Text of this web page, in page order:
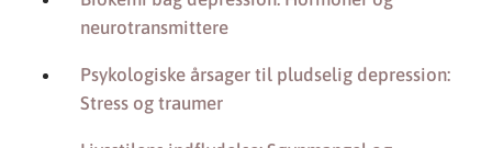
neurotransmittere
Psykologiske årsager til pludselig depression:
Stress og traumer